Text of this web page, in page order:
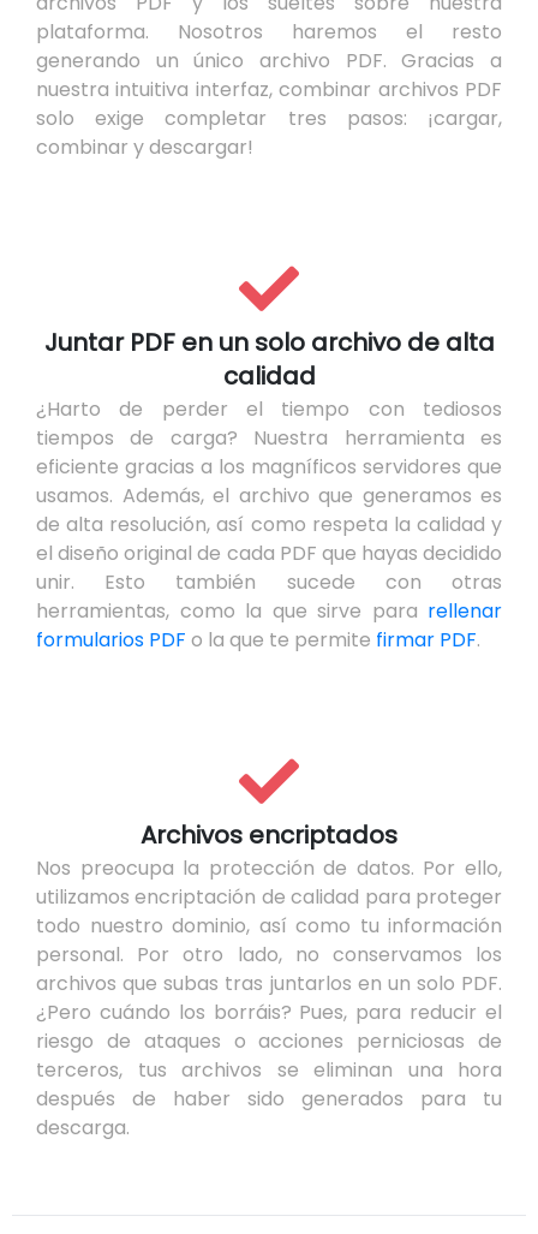
plataforma. Nosotros haremos el resto
generando un único archivo PDF. Gracias a
nuestra intuitiva interfaz, combinar archivos PDF
solo exige completar tres pasos: ¡cargar,
combinar y descargar!
Juntar PDF en un solo archivo de alta
calidad
¿Harto de perder el tiempo con tediosos
tiempos de carga? Nuestra herramienta es
eficiente gracias a los magníficos servidores que
usamos. Además, el archivo que generamos es
de alta resolución, así como respeta la calidad y
el diseño original de cada PDF que hayas decidido
unir. Esto también sucede con otras
herramientas, como la que sirve para rellenar
formularios PDF o la que te permite firmar PDF.
Archivos encriptados
Nos preocupa la protección de datos. Por ello,
utilizamos encriptación de calidad para proteger
todo nuestro dominio, así como tu información
personal. Por otro lado, no conservamos los
archivos que subas tras juntarlos en un solo PDF.
¿Pero cuándo los borráis? Pues, para reducir el
riesgo de ataques o acciones perniciosas de
terceros, tus archivos se eliminan una hora
después de haber sido generados para tu
descarga.